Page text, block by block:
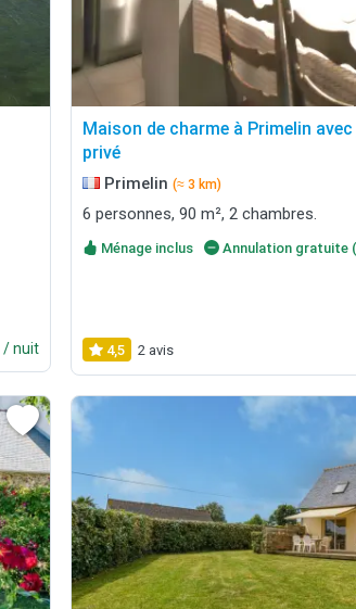
/ nuit
Maison de charme à Primelin
privé
Primelin(≈ 3 km)
6 personnes, 90 m², 2 chambres.
Ménage inclus Annulation gratuite
4,5 2 avis